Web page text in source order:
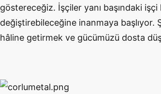
göstereceğiz. İşçiler yanı başındaki
değiştirebileceğine inanmaya başlıyor.
hâline getirmek ve gücümüzü dosta